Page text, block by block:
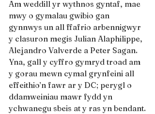
Am weddill yr wythnos gyntaf, mae
mwy o gymalau gwibio gan
gynnwys un all ffafrio arbennigwyr
y clasuron megis Julian Alaphilippe,
Alejandro Valverde a Peter Sagan.
Yna, gall y cyffro gymryd troad am
y gorau mewn cymal grynfeini all
effeithio’n fawr ar y DC; perygl o
ddamweiniau mawr fydd yn
ychwanegu sbeis at y ras yn bendant.